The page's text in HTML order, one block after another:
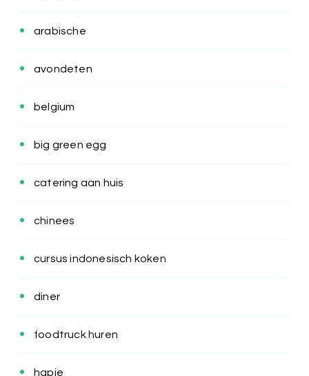
arabische
avondeten
belgium
big green egg
catering aan huis
chinees
cursus indonesisch koken
diner
foodtruck huren
hapje